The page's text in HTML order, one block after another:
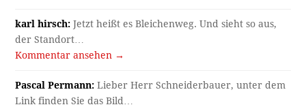
karl hirsch: Jetzt heißt es Bleichenweg. Und sieht so aus,
der Standort…
Kommentar ansehen →
Pascal Permann: Lieber Herr Schneiderbauer, unter dem
Link finden Sie das Bild…